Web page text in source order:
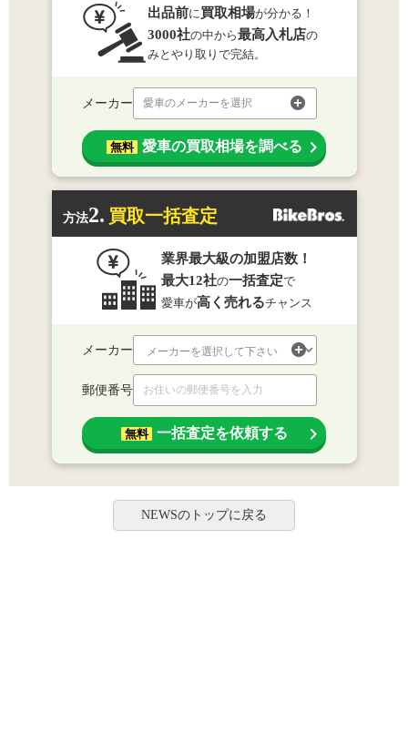
出品前に買取相場が分かる！
3000社の中から最高入札店の
みとやり取りで完結。
メーカー 愛車のメーカーを選択
無料 愛車の買取相場を調べる
方法2. 買取一括査定
業界最大級の加盟店数！
最大12社の一括査定で
愛車が高く売れるチャンス
メーカー
郵便番号
無料 一括査定を依頼する
NEWSのトップに戻る